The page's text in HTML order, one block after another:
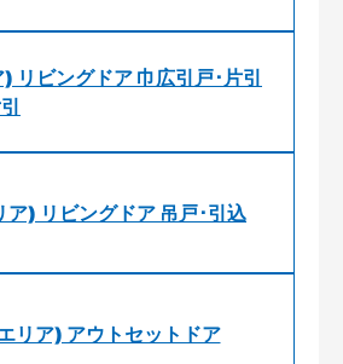
リビングドア 巾広引戸･片引
) リビングドア 吊戸･引込
リア) アウトセットドア